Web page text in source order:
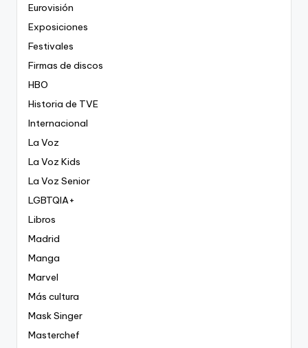
Eurovisión
Exposiciones
Festivales
Firmas de discos
HBO
Historia de TVE
Internacional
La Voz
La Voz Kids
La Voz Senior
LGBTQIA+
Libros
Madrid
Manga
Marvel
Más cultura
Mask Singer
Masterchef